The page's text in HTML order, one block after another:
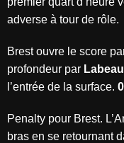
adverse à tour de rôle.
Brest ouvre le score
profondeur par
l’entrée de la surface.
Penalty pour Brest.
bras en se retournant